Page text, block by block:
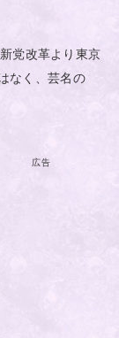
党改革より東京
なく、芸名の
広告